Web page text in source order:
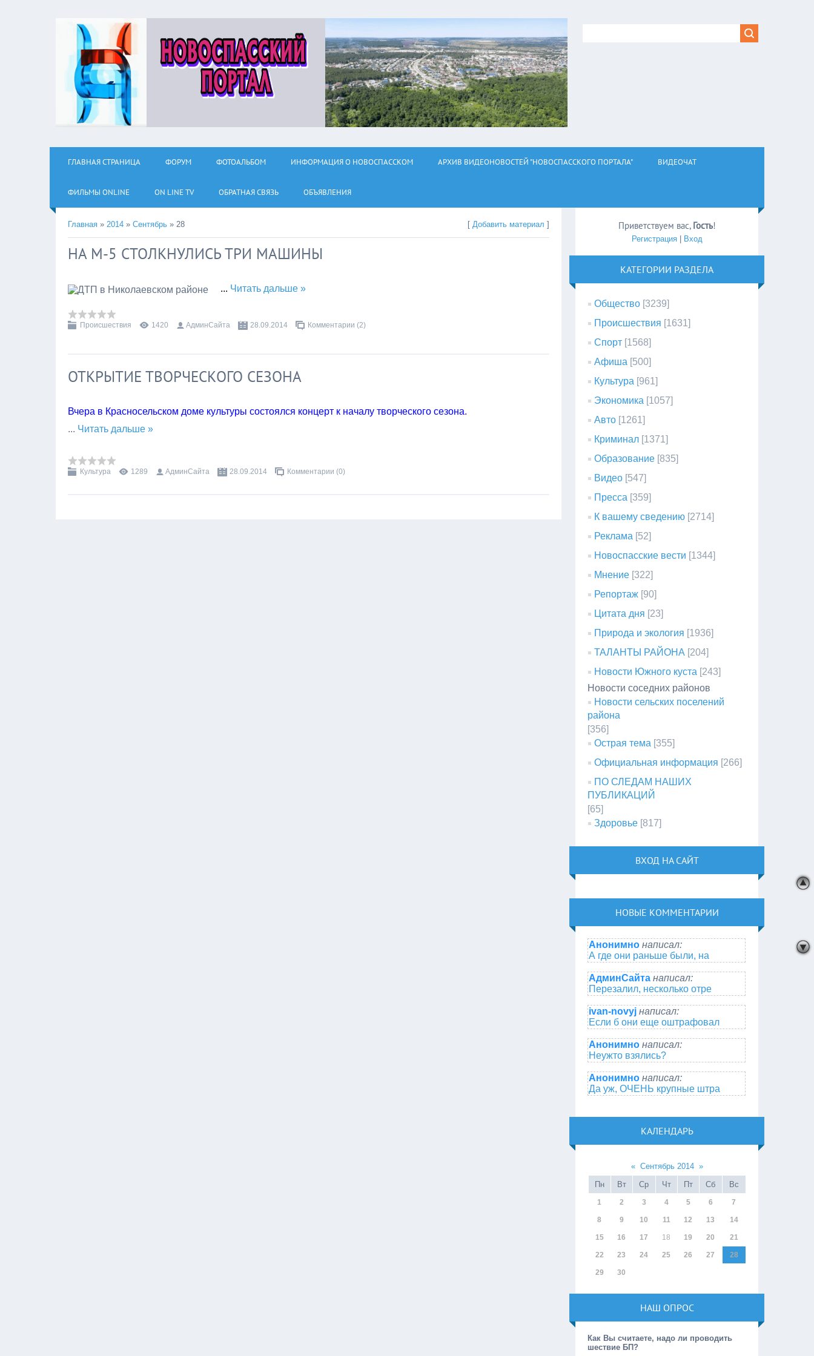
ГЛАВНАЯ СТРАНИЦА ФОРУМ ФОТОАЛЬБОМ ИНФОРМАЦИЯ О НОВОСПАССКОМ АРХИВ ВИДЕОНОВОСТЕЙ "НОВОСПАССКОГО ПОРТАЛА" ВИДЕОЧАТ
ФИЛЬМЫ ОNLINE ON LINE TV ОБРАТНАЯ СВЯЗЬ ОБЪЯВЛЕНИЯ
Главная » 2014 » Сентябрь » 28 [Добавить материал ]
НА М-5 СТОЛКНУЛИСЬ ТРИ МАШИНЫ
... Читать дальше »
Происшествия 1420 АдминСайта 28.09.2014 Комментарии (2)
ОТКРЫТИЕ ТВОРЧЕСКОГО СЕЗОНА
Вчера в Красносельском доме культуры состоялся концерт к началу творческого сезона.
... Читать дальше »
Культура 1289 АдминСайта 28.09.2014 Комментарии (0)
Приветствуем вас, Гость!
Регистрация| Вход
КАТЕГОРИИ РАЗДЕЛА
Общество [3239]
Происшествия [1631]
Спорт [1568]
Афиша [500]
Культура [961]
Экономика [1057]
Авто [1261]
Криминал [1371]
Образование [835]
Видео [547]
Пресса [359]
К вашему сведению [2714]
Реклама [52]
Новоспасские вести [1344]
Мнение [322]
Репортаж [90]
Цитата дня [23]
Природа и экология [1936]
ТАЛАНТЫ РАЙОНА [204]
Новости Южного куста [243]
Новости соседних районов
Новости сельских поселений
района
[356]
Острая тема [355]
Официальная информация [266]
ПО СЛЕДАМ НАШИХ
ПУБЛИКАЦИЙ
[65]
Здоровье [817]
ВХОД НА САЙТ
НОВЫЕ КОММЕНТАРИИ
Анонимно написал:
А где они раньше были, на
АдминСайта написал:
Перезалил, несколько отре
ivan-novyj написал:
Если б они еще оштрафовал
Анонимно написал:
Неужто взялись?
Анонимно написал:
Да уж, ОЧЕНЬ крупные штра
КАЛЕНДАРЬ
« Сентябрь 2014 »
Пн
Вт Ср Чт Пт Сб Вс
1 2 3 4 5 6 7
8 9 10 11 12 13 14
15 16 17 18 19 20 21
22 23 24 25 26 27 28
29 30
НАШ ОПРОС
Как Вы считаете, надо ли проводить
шествие БП?